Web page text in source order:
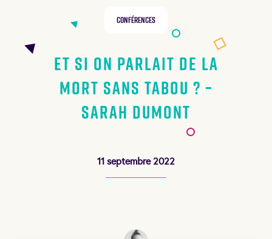
Conférences
Et si on parlait de la
mort sans tabou ? –
Sarah Dumont
11 septembre 2022